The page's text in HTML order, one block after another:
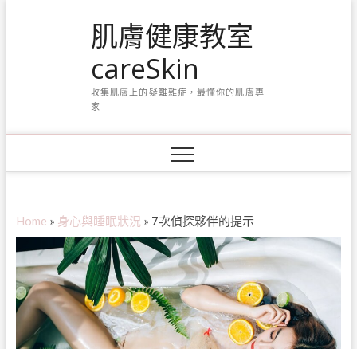
肌膚健康教室
careSkin
收集肌膚上的疑難雜症，最懂你的肌膚專
家
Home » 身心與睡眠狀況 » 7次偵探夥伴的提示